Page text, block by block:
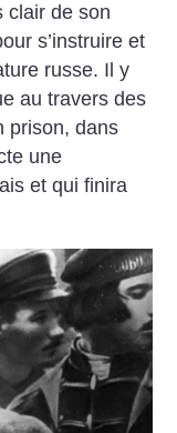
clair de son
s’instruire et
russe. Il y
au travers des
prison, dans
une
et qui finira